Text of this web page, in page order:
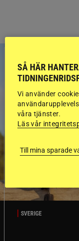
SVERIGE
SÅ HÄR
Vi använder
våra tjänster.
Läs vår
Till mina sparade